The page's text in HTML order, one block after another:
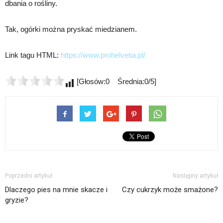
dbania o rośliny.
Tak, ogórki można pryskać miedzianem.
Link tagu HTML: https://www.prohelvetia.pl/
[Głosów:0 Średnia:0/5]
Poprzedni artykuł
Dlaczego pies na mnie skacze i
gryzie?
Następny artykuł
Czy cukrzyk może smażone?